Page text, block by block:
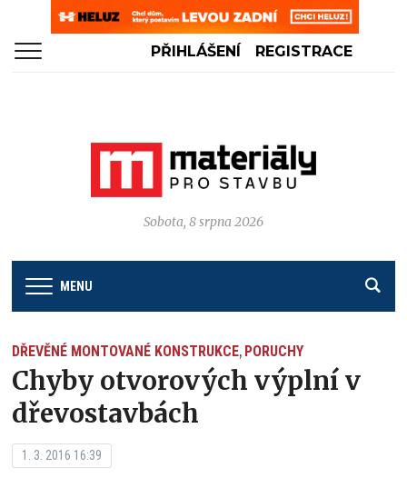
PŘIHLÁŠENÍ REGISTRACE
Sobota, 8 srpna 2026
MENU
DŘEVĚNÉ MONTOVANÉ KONSTRUKCE, PORUCHY
Chyby otvorových výplní v
dřevostavbách
1. 3. 2016 16:39